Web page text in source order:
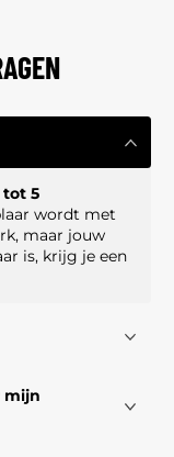
tot 5
wordt met
maar jouw
is, krijg je een
mijn